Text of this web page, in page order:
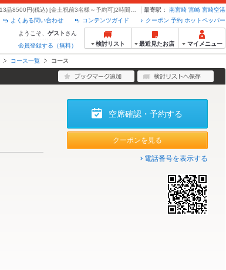
最寄駅： 南宮崎 宮崎 宮崎空港
クーポン 予約 ホットペッパー
コンテンツガイド
よくある問い合わせ
ようこそ、 ゲスト さん
会員登録する（無料）
検討リスト 最近見たお店 マイメニュー
コース一覧 コース
空席確認・予約する
クーポンを見る
電話番号を表示する